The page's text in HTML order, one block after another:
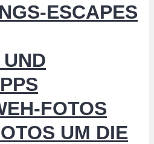
ESCAPES
FOTOS
UM DIE